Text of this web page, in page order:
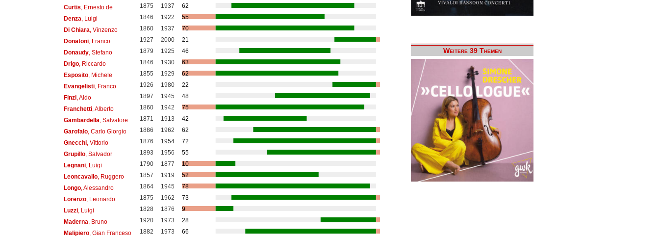
Curtis , Ernesto de 1875 1937
62
Denza , Luigi 1846 1922
55
Di Chiara , Vinzenzo 1860 1937
70
Donatoni, Franco 1927 2000
21
Donaudy, Stefano 1879 1925
46
Drigo, Riccardo 1846 1930
63
Esposito, Michele 1855 1929
62
Evangelisti, Franco 1926 1980
22
Finzi, Aldo 1897 1945
48
Franchetti, Alberto 1860 1942
75
Gambardella , Salvatore 1871 1913
42
Garofalo, Carlo Giorgio 1886 1962
62
Gnecchi, Vittorio 1876 1954
72
Grupillo, Salvador 1893 1956
55
Legnani, Luigi 1790 1877
10
Leoncavallo, Ruggero 1857 1919
52
Longo, Alessandro 1864 1945
78
Lorenzo, Leonardo 1875 1962
73
Luzzi, Luigi 1828 1876
9
Maderna , Bruno 1920 1973
28
Malipiero, Gian Franceso 1882 1973
66
Weitere 39 Themen